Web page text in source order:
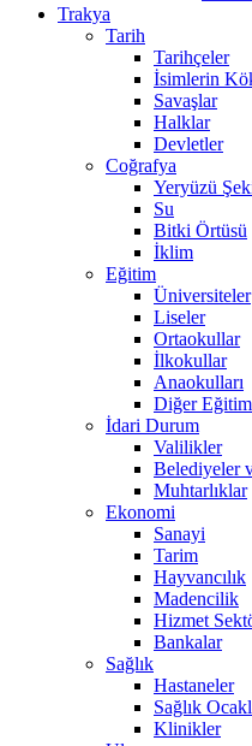
Trakya
Tarih
Tarihçeler
İsimlerin
Savaşlar
Halklar
Devletler
Coğrafya
Yeryüzü
Su
Bitki Örtüsü
İklim
Eğitim
Üniversiteler
Liseler
Ortaokullar
İlkokullar
Anaokulları
Diğer
İdari Durum
Valilikler
Belediyeler
Muhtarlıklar
Ekonomi
Sanayi
Tarim
Hayvancılık
Madencilik
Hizmet
Bankalar
Sağlık
Hastaneler
Sağlık
Klinikler